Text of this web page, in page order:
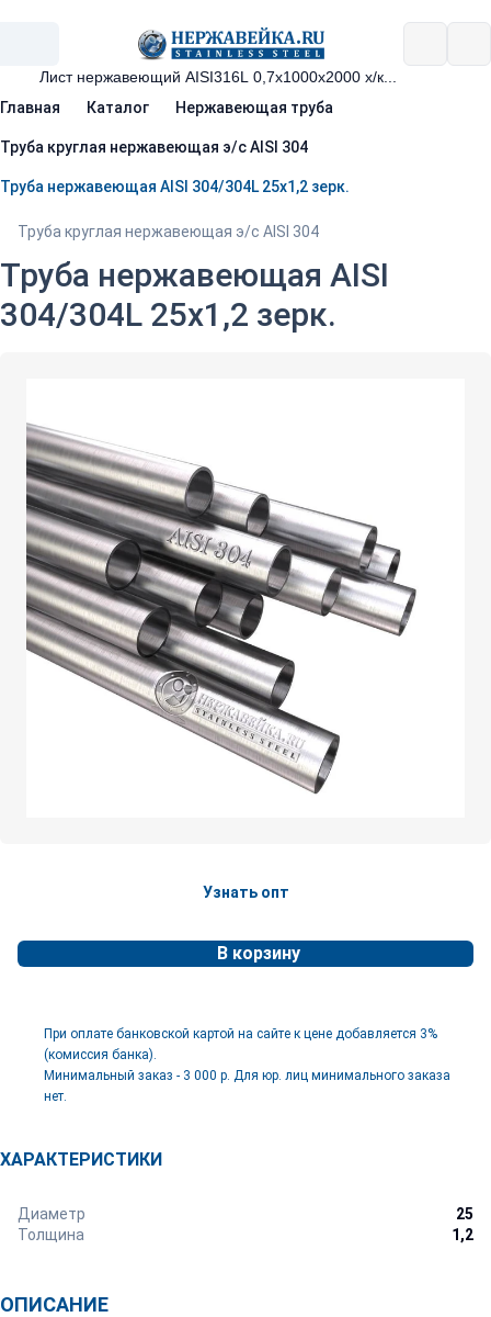
Главная Каталог Нержавеющая труба
Труба круглая нержавеющая э/с AISI 304
Труба нержавеющая AISI 304/304L 25х1,2 зерк.
Труба круглая нержавеющая э/с AISI 304
Труба нержавеющая AISI
304/304L 25х1,2 зерк.
Узнать опт
В корзину
При оплате банковской картой на сайте к цене добавляется 3%
(комиссия банка).
Минимальный заказ - 3 000 р. Для юр. лиц минимального заказа
нет.
ХАРАКТЕРИСТИКИ
Диаметр
25
Толщина
1,2
ОПИСАНИЕ